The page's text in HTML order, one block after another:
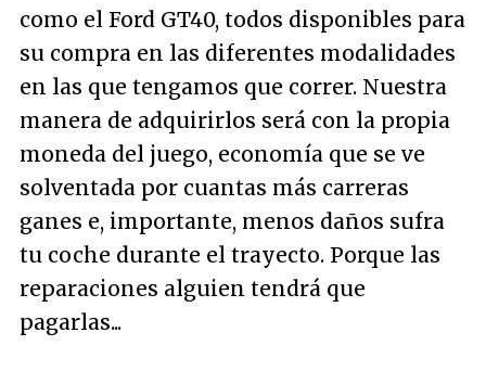
como el Ford GT40, todos disponibles para
su compra en las diferentes modalidades
en las que tengamos que correr. Nuestra
manera de adquirirlos será con la propia
moneda del juego, economía que se ve
solventada por cuantas más carreras
ganes e, importante, menos daños sufra
tu coche durante el trayecto. Porque las
reparaciones alguien tendrá que
pagarlas...